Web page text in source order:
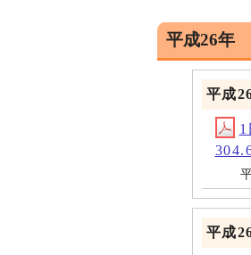
平成26年
平成
平成